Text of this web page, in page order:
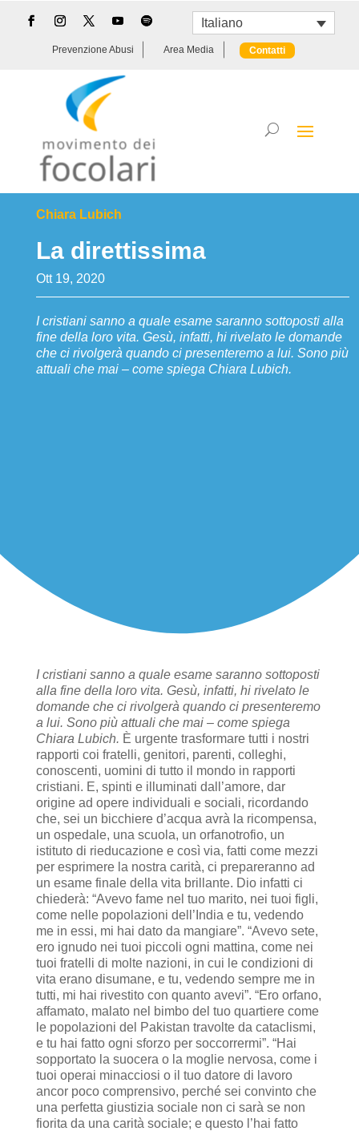
Italiano
Prevenzione Abusi Area Media Contatti
Chiara Lubich
La direttissima
Ott 19, 2020
I cristiani sanno a quale esame saranno sottoposti alla
fine della loro vita. Gesù, infatti, hi rivelato le domande
che ci rivolgerà quando ci presenteremo a lui. Sono più
attuali che mai – come spiega Chiara Lubich.
I cristiani sanno a quale esame saranno sottoposti
alla fine della loro vita. Gesù, infatti, hi rivelato le
domande che ci rivolgerà quando ci presenteremo
a lui. Sono più attuali che mai – come spiega
Chiara Lubich. È urgente trasformare tutti i nostri
rapporti coi fratelli, genitori, parenti, colleghi,
conoscenti, uomini di tutto il mondo in rapporti
cristiani. E, spinti e illuminati dall’amore, dar
origine ad opere individuali e sociali, ricordando
che, sei un bicchiere d’acqua avrà la ricompensa,
un ospedale, una scuola, un orfanotrofio, un
istituto di rieducazione e così via, fatti come mezzi
per esprimere la nostra carità, ci prepareranno ad
un esame finale della vita brillante. Dio infatti ci
chiederà: “Avevo fame nel tuo marito, nei tuoi figli,
come nelle popolazioni dell’India e tu, vedendo
me in essi, mi hai dato da mangiare”. “Avevo sete,
ero ignudo nei tuoi piccoli ogni mattina, come nei
tuoi fratelli di molte nazioni, in cui le condizioni di
vita erano disumane, e tu, vedendo sempre me in
tutti, mi hai rivestito con quanto avevi”. “Ero orfano,
affamato, malato nel bimbo del tuo quartiere come
le popolazioni del Pakistan travolte da cataclismi,
e tu hai fatto ogni sforzo per soccorrermi”. “Hai
sopportato la suocera o la moglie nervosa, come i
tuoi operai minacciosi o il tuo datore di lavoro
ancor poco comprensivo, perché sei convinto che
una perfetta giustizia sociale non ci sarà se non
fiorita da una carità sociale; e questo l’hai fatto